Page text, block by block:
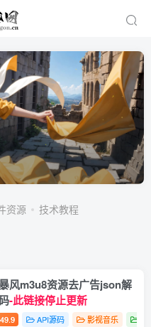
资源
技术教程
风m3u8资源去广告json解
-此链接停止更新
49.9 API源码 影视音乐